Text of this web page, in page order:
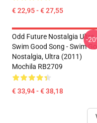
€ 22,95 - € 27,55
Odd Future Nostalgia Ultra
Swim Good Song - Swim
Nostalgia, Ultra (2011)
Mochila RB2709
€ 33,94 - € 38,18
-